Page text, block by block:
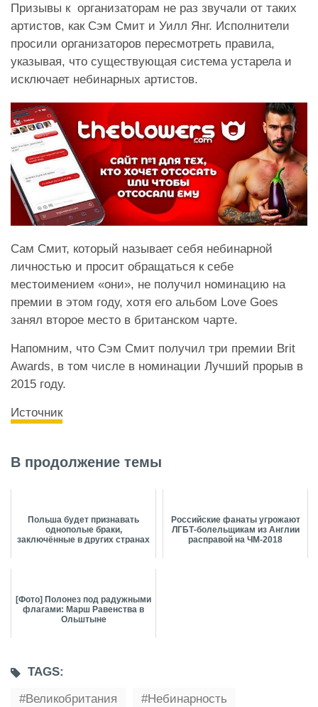
Призывы к организаторам не раз звучали от таких
артистов, как Сэм Смит и Уилл Янг. Исполнители
просили организаторов пересмотреть правила,
указывая, что существующая система устарела и
исключает небинарных артистов.
Сам Смит, который называет себя небинарной
личностью и просит обращаться к себе
местоимением «они», не получил номинацию на
премии в этом году, хотя его альбом Love Goes
занял второе место в британском чарте.
Напомним, что Сэм Смит получил три премии Brit
Awards, в том числе в номинации Лучший прорыв в
2015 году.
Источник
В продолжение темы
Польша будет признавать
однополые браки,
заключённые в других странах
Российские фанаты угрожают
ЛГБТ-болельщикам из Англии
расправой на ЧМ-2018
[Фото] Полонез под радужными
флагами: Марш Равенства в
Ольштыне
TAGS:
Великобритания
Небинарность